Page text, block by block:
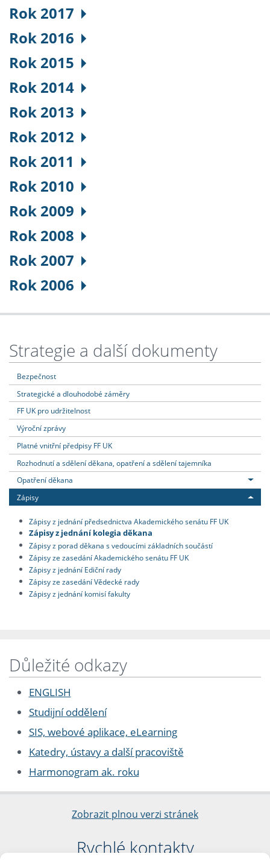
Rok 2017
Rok 2016
Rok 2015
Rok 2014
Rok 2013
Rok 2012
Rok 2011
Rok 2010
Rok 2009
Rok 2008
Rok 2007
Rok 2006
Strategie a další dokumenty
Bezpečnost
Strategické a dlouhodobé záměry
FF UK pro udržitelnost
Výroční zprávy
Platné vnitřní předpisy FF UK
Rozhodnutí a sdělení děkana, opatření a sdělení tajemníka
Opatření děkana
Zápisy
Zápisy z jednání předsednictva Akademického senátu FF UK
Zápisy z jednání kolegia děkana
Zápisy z porad děkana s vedoucími základních součástí
Zápisy ze zasedání Akademického senátu FF UK
Zápisy z jednání Ediční rady
Zápisy ze zasedání Vědecké rady
Zápisy z jednání komisí fakulty
Důležité odkazy
ENGLISH
Studijní oddělení
SIS, webové aplikace, eLearning
Katedry, ústavy a další pracoviště
Harmonogram ak. roku
Zobrazit plnou verzi stránek
Rychlé kontakty